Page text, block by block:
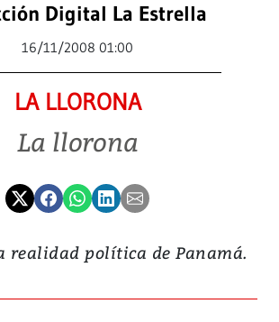
Digital La Estrella
16/11/2008 01:00
LA LLORONA
La llorona
realidad política de Panamá.